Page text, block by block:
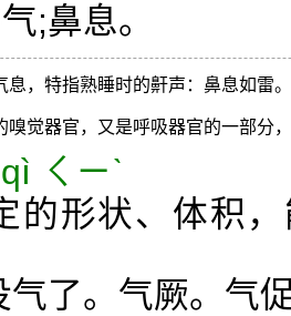
;鼻息。
息，特指熟睡时的鼾声：鼻息如雷。
嗅觉器官，又是呼吸器官的一部分
qì ㄑㄧˋ
形状、体积
了。气厥。气